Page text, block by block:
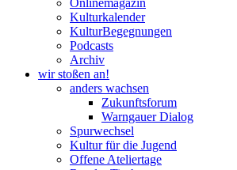
Kulturkalender
KulturBegegnungen
Podcasts
Archiv
wir stoßen an!
anders wachsen
Zukunftsforum
Warngauer Dialog
Spurwechsel
Kultur für die Jugend
Offene Ateliertage